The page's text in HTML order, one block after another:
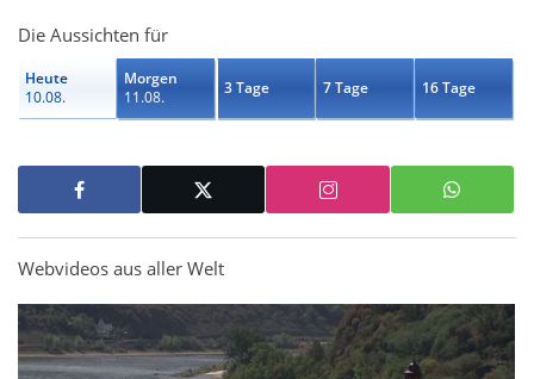
Die Aussichten für
Heute
10.08.
Morgen
11.08.
3 Tage 7 Tage 16 Tage
Webvideos aus aller Welt